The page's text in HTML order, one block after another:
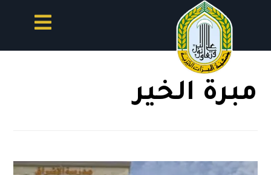
مبرة الخير